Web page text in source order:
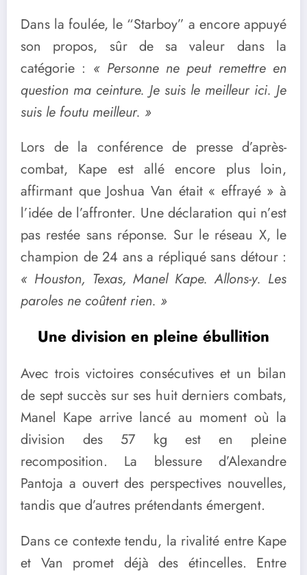
Dans la foulée, le “Starboy” a encore appuyé
son propos, sûr de sa valeur dans la
catégorie : « Personne ne peut remettre en
question ma ceinture. Je suis le meilleur ici. Je
suis le foutu meilleur. »
Lors de la conférence de presse d’après-
combat, Kape est allé encore plus loin,
affirmant que Joshua Van était « effrayé » à
l’idée de l’affronter. Une déclaration qui n’est
pas restée sans réponse. Sur le réseau X, le
champion de 24 ans a répliqué sans détour :
« Houston, Texas, Manel Kape. Allons-y. Les
paroles ne coûtent rien. »
Une division en pleine ébullition
Avec trois victoires consécutives et un bilan
de sept succès sur ses huit derniers combats,
Manel Kape arrive lancé au moment où la
division des 57 kg est en pleine
recomposition. La blessure d’Alexandre
Pantoja a ouvert des perspectives nouvelles,
tandis que d’autres prétendants émergent.
Dans ce contexte tendu, la rivalité entre Kape
et Van promet déjà des étincelles. Entre